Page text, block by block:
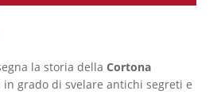
la storia della Cortona
grado di svelare antichi segreti e